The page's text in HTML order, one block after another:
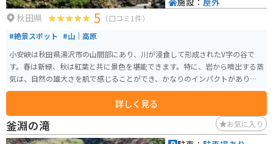
秋田県 5 （口コミ1件）
#絶景スポット #山｜高原
小安峡は秋田県湯沢市の山間部にあり、川が浸食して形成されたV字の谷で
す。春は新緑、秋は紅葉と共に景色を堪能できます。特に、岩から噴出する蒸
気は、自然の雄大さを肌で感じることができ、かなりのインパクトがありま
す。
詳しく見る
釜淵の滝 お気に入り